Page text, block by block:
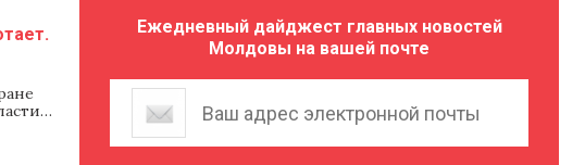
Ежедневный дайджест главных новостей
Молдовы на вашей почте